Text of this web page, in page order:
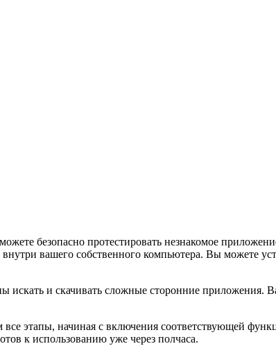
безопасно протестировать незнакомое
вашего собственного компьютера. Вы можете
и скачивать сложные сторонние приложения.
этапы, начиная с включения соответствующей
к использованию уже через полчаса.